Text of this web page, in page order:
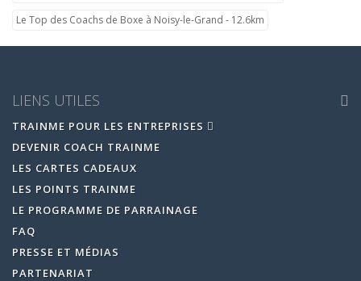
Le Top des Coachs de Boxe à Noisy-le-Grand - 12.6km
LIENS UTILES
TRAINME POUR LES ENTREPRISES
DEVENIR COACH TRAINME
LES CARTES CADEAUX
LES POINTS TRAINME
LE PROGRAMME DE PARRAINAGE
FAQ
PRESSE ET MÉDIAS
PARTENARIAT